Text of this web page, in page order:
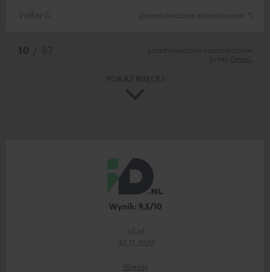
Volker G.
(przetłumaczone automatycznie *)
Wynik: 9,5/10
id.nl
30.11.2025
Więcej